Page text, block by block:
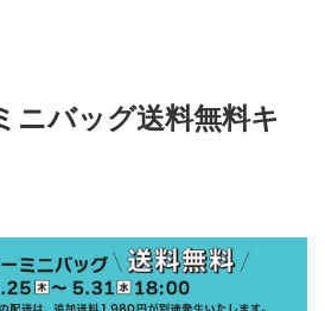
ニバッグ送料無料キ